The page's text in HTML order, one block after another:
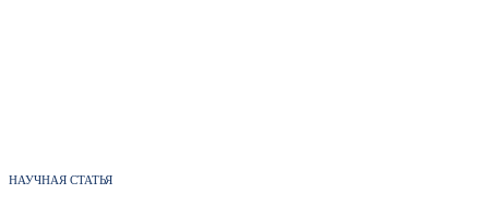
НАУЧНАЯ СТАТЬЯ